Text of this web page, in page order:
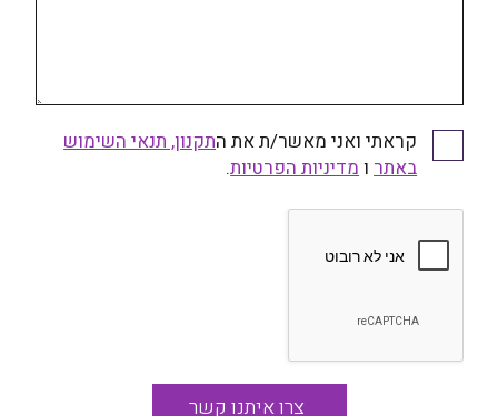
קראתי ואני מאשר/ת את התקנון, תנאי השימוש באתר
ומדיניות הפרטיות
קראתי ואני מאשר/ת את התקנון, תנאי השימוש
באתר ו מדיניות הפרטיות.